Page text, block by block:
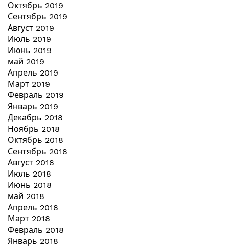
Октябрь 2019
Сентябрь 2019
Август 2019
Июль 2019
Июнь 2019
май 2019
Апрель 2019
Март 2019
Февраль 2019
Январь 2019
Декабрь 2018
Ноябрь 2018
Октябрь 2018
Сентябрь 2018
Август 2018
Июль 2018
Июнь 2018
май 2018
Апрель 2018
Март 2018
Февраль 2018
Январь 2018